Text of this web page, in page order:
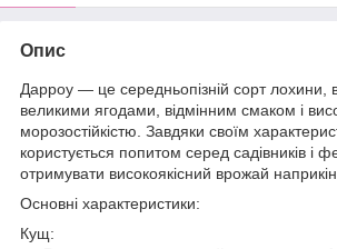
Опис
Дарроу — це середньопізній сорт лохини,
великими ягодами, відмінним смаком і
морозостійкістю. Завдяки своїм
користується попитом серед садівників і
отримувати високоякісний врожай
Основні характеристики:
Кущ: